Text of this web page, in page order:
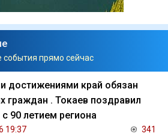
прямо сейчас
достижениями край обязан
граждан . Токаев поздравил
90 летием региона
19:37 341